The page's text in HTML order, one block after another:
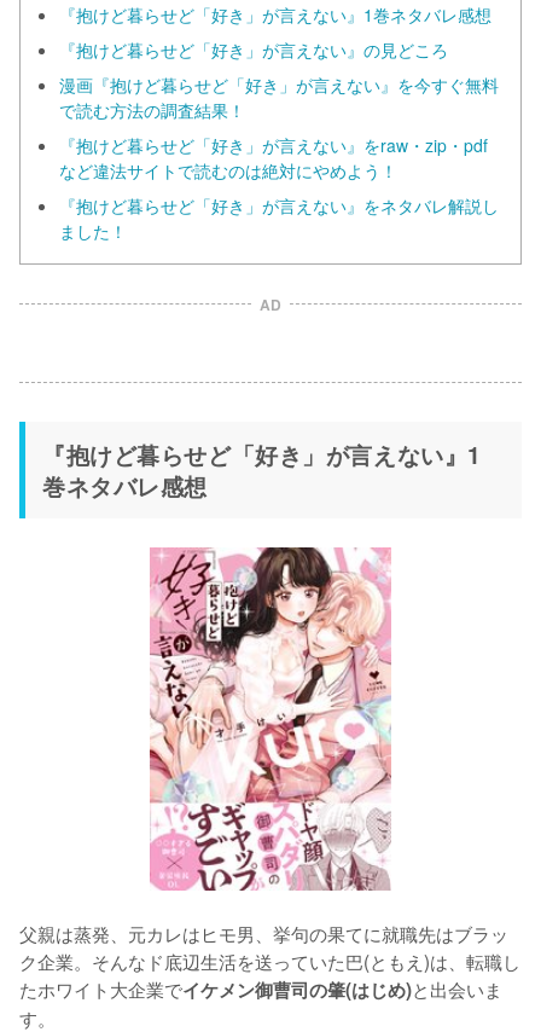
『抱けど暮らせど「好き」が言えない』1巻ネタバレ感想
『抱けど暮らせど「好き」が言えない』の見どころ
漫画『抱けど暮らせど「好き」が言えない』を今すぐ無料
で読む方法の調査結果！
『抱けど暮らせど「好き」が言えない』をraw・zip・pdf
など違法サイトで読むのは絶対にやめよう！
『抱けど暮らせど「好き」が言えない』をネタバレ解説し
ました！
AD
『抱けど暮らせど「好き」が言えない』1
巻ネタバレ感想
父親は蒸発、元カレはヒモ男、挙句の果てに就職先はブラッ
ク企業。そんなド底辺生活を送っていた巴(ともえ)は、転職し
たホワイト大企業でイケメン御曹司の肇(はじめ)と出会いま
す。